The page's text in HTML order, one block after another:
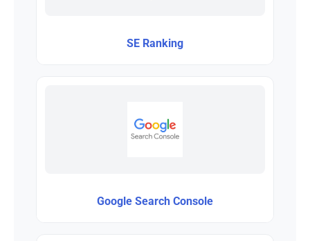
SE Ranking
Google Search Console